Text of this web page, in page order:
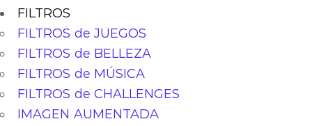
FILTROS
FILTROS de JUEGOS
FILTROS de BELLEZA
FILTROS de MÚSICA
FILTROS de CHALLENGES
IMAGEN AUMENTADA